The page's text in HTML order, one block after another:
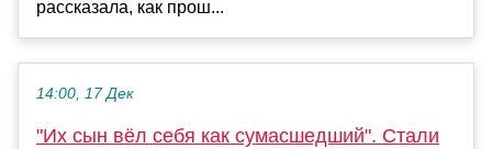
рассказала, как прош...
14:00, 17 Дек
"Их сын вёл себя как сумасшедший". Стали